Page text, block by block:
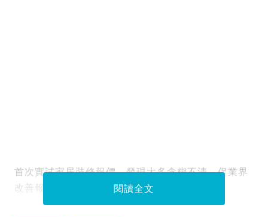
首次實試家居裝修報價，發現大多含糊不清，促業界
改善報價質素免爭拗。閱讀全文